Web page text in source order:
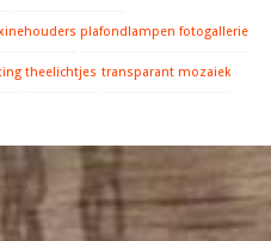
plafondlampen fotogallerie
theelichtjes transparant mozaiek